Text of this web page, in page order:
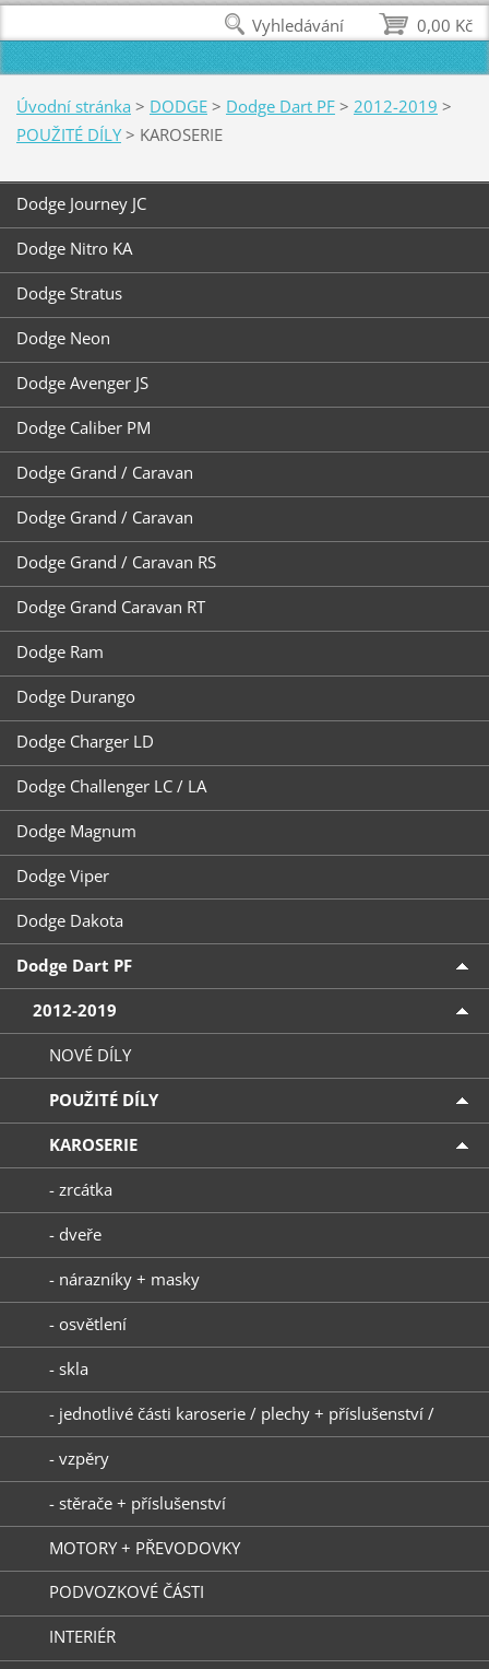
Úvodní stránka > DODGE > Dodge Dart PF > 2012-2019 >
POUŽITÉ DÍLY > KAROSERIE
Dodge Journey JC
Dodge Nitro KA
Dodge Stratus
Dodge Neon
Dodge Avenger JS
Dodge Caliber PM
Dodge Grand / Caravan
Dodge Grand / Caravan
Dodge Grand / Caravan RS
Dodge Grand Caravan RT
Dodge Ram
Dodge Durango
Dodge Charger LD
Dodge Challenger LC / LA
Dodge Magnum
Dodge Viper
Dodge Dakota
Dodge Dart PF
2012-2019
NOVÉ DÍLY
POUŽITÉ DÍLY
KAROSERIE
- zrcátka
- dveře
- nárazníky + masky
- osvětlení
- skla
- jednotlivé části karoserie / plechy + příslušenství /
- vzpěry
- stěrače + příslušenství
MOTORY + PŘEVODOVKY
PODVOZKOVÉ ČÁSTI
INTERIÉR
0,00 Kč
Vyhledávání